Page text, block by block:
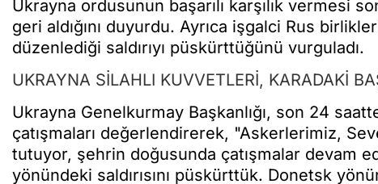
Ukrayna ordusunun başarılı karşılık vermesi
geri aldığını duyurdu. Ayrıca işgalci Rus
düzenlediği saldırıyı püskürttüğünü vurguladı.
UKRAYNA SİLAHLI KUVVETLERİ, KARADAKİ
Ukrayna Genelkurmay Başkanlığı, son 24
çatışmaları değerlendirerek, "Askerlerimiz,
tutuyor, şehrin doğusunda çatışmalar devam
yönündeki saldırısını püskürttük. Donetsk